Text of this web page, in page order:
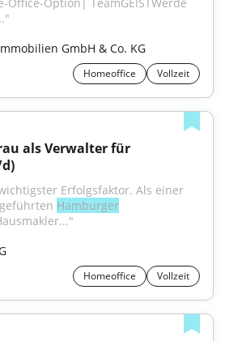
GmbH & Co. KG
Homeoffice Vollzeit
als Verwalter für
Erfolgsfaktor. Als einer
Hamburger
Homeoffice Vollzeit